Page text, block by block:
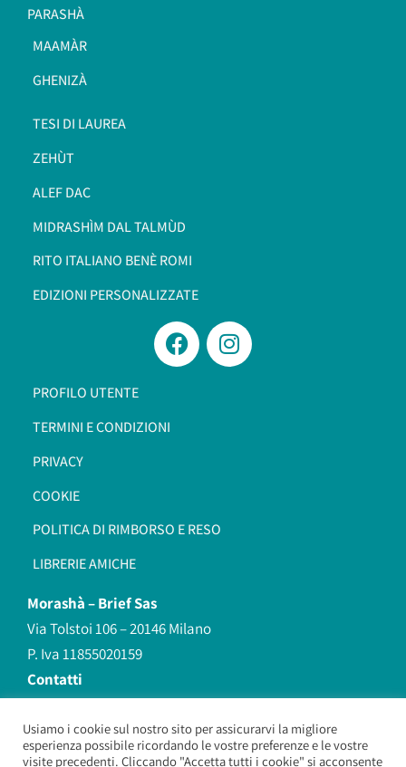
PARASHÀ
MAAMÀR
GHENIZÀ
TESI DI LAUREA
ZEHÙT
ALEF DAC
MIDRASHÌM DAL TALMÙD
RITO ITALIANO BENÈ ROMI​
EDIZIONI PERSONALIZZATE
PROFILO UTENTE
TERMINI E CONDIZIONI
PRIVACY
COOKIE
POLITICA DI RIMBORSO E RESO
LIBRERIE AMICHE
Morashà –Brief Sas
Via Tolstoi 106 – 20146 Milano
P. Iva 11855020159
Contatti
redazione@morasha.it
339 8596707
(anche Whatsapp)
Usiamo i cookie sul nostro sito per assicurarvi la migliore
esperienza possibile ricordando le vostre preferenze e le vostre
visite precedenti. Cliccando "Accetta tutti i cookie" si acconsente